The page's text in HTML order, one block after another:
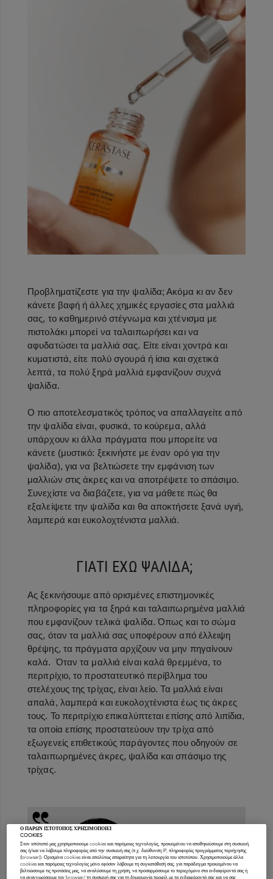
Προβληματίζεστε για την ψαλίδα; Ακόμα κι αν δεν
κάνετε βαφή ή άλλες χημικές εργασίες στα μαλλιά
σας, το καθημερινό στέγνωμα και χτένισμα με
πιστολάκι μπορεί να ταλαιπωρήσει και να
αφυδατώσει τα μαλλιά σας. Είτε είναι χοντρά και
κυματιστά, είτε πολύ σγουρά ή ίσια και σχετικά
λεπτά, τα πολύ ξηρά μαλλιά εμφανίζουν συχνά
ψαλίδα.
Ο πιο αποτελεσματικός τρόπος να απαλλαγείτε από
την ψαλίδα είναι, φυσικά, το κούρεμα, αλλά
υπάρχουν κι άλλα πράγματα που μπορείτε να
κάνετε (μυστικό: ξεκινήστε με έναν ορό για την
ψαλίδα), για να βελτιώσετε την εμφάνιση των
μαλλιών στις άκρες και να αποτρέψετε το σπάσιμο.
Συνεχίστε να διαβάζετε, για να μάθετε πώς θα
εξαλείψετε την ψαλίδα και θα αποκτήσετε ξανά υγιή,
λαμπερά και ευκολοχτένιστα μαλλιά.
ΓΙΑΤΙ ΕΧΩ ΨΑΛΙΔΑ;
Ας ξεκινήσουμε από ορισμένες επιστημονικές
πληροφορίες για τα ξηρά και ταλαιπωρημένα μαλλιά
που εμφανίζουν τελικά ψαλίδα. Όπως και το σώμα
σας, όταν τα μαλλιά σας υποφέρουν από έλλειψη
θρέψης, τα πράγματα αρχίζουν να μην πηγαίνουν
καλά. Όταν τα μαλλιά είναι καλά θρεμμένα, το
περιτρίχιο, το προστατευτικό περίβλημα του
στελέχους της τρίχας, είναι λείο. Τα μαλλιά είναι
απαλά, λαμπερά και ευκολοχτένιστα έως τις άκρες
τους. Το περιτρίχιο επικαλύπτεται επίσης από λιπίδια,
τα οποία επίσης προστατεύουν την τρίχα από
εξωγενείς επιθετικούς παράγοντες που οδηγούν σε
ταλαιπωρημένες άκρες, ψαλίδα και σπάσιμο της
τρίχας.
Ο ΠΑΡΩΝ ΙΣΤΟΤΟΠΟΣ ΧΡΗΣΙΜΟΠΟΙΕΙ
COOKIES
Στον ιστότοπό μας χρησιμοποιούμε cookies και παρόμοιες τεχνολογίες, προκειμένου να αποθηκεύσουμε στη συσκευή
σας ή/και να λάβουμε πληροφορίες από την συσκευή σας (π.χ. διεύθυνση IP, πληροφορίες προγράμματος περιήγησης
(browser)). Ορισμένα cookies είναι απολύτως απαραίτητα για τη λειτουργία του ιστοτόπου. Χρησιμοποιούμε άλλα
cookies και παρόμοιες τεχνολογίες μόνο εφόσον λάβουμε τη συγκατάθεσή σας, για παράδειγμα προκειμένου να
βελτιώσουμε τις προτάσεις μας, να αναλύσουμε τη χρήση, να προσαρμόσουμε το περιεχόμενο στα ενδιαφέροντά σας ή
να αναγνωρίσουμε τον browser/ τη συσκευή σας για τη δημιουργία προφίλ με τα ενδιαφέροντά σας και να σας